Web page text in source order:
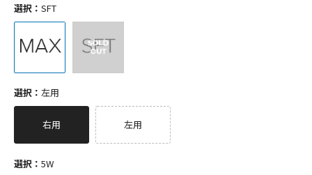
選択： SFT
選択： 左用
右用 左用
選択： 5W